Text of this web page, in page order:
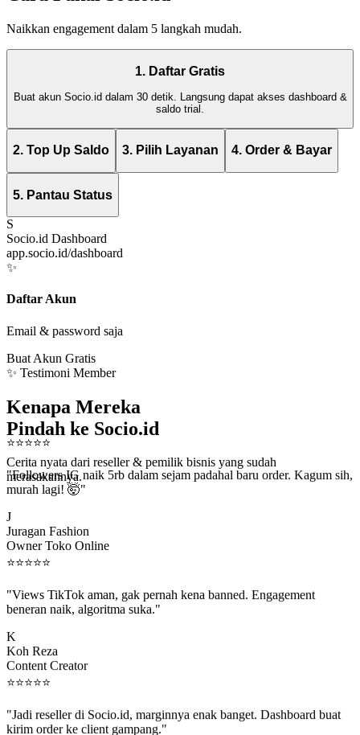
Naikkan engagement dalam 5 langkah mudah.
1. Daftar Gratis
Buat akun Socio.id dalam 30 detik. Langsung dapat akses dashboard &
saldo trial.
2. Top Up Saldo 3. Pilih Layanan 4. Order & Bayar
5. Pantau Status
S
Socio.id Dashboard
app.socio.id/dashboard
✨
Daftar Akun
Email & password saja
Buat Akun Gratis
✨ Testimoni Member
Kenapa Mereka
Pindah ke Socio.id
Cerita nyata dari reseller & pemilik bisnis yang sudah
merasakannya.
⭐⭐⭐⭐⭐
"Followers IG naik 5rb dalam sejam padahal baru order. Kagum sih,
murah lagi! 🤯"
Juragan Fashion
Owner Toko Online
⭐⭐⭐⭐ ⭐
beneran naik, algoritma suka."
Koh Reza
Content Creator
⭐⭐⭐⭐⭐
kirim order ke client gampang."